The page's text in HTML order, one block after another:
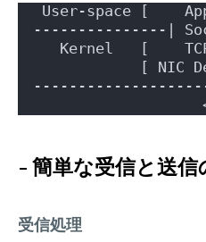
User-space [
---------------|
Kernel   [
[ NIC
簡単な受信と送信
受信処理